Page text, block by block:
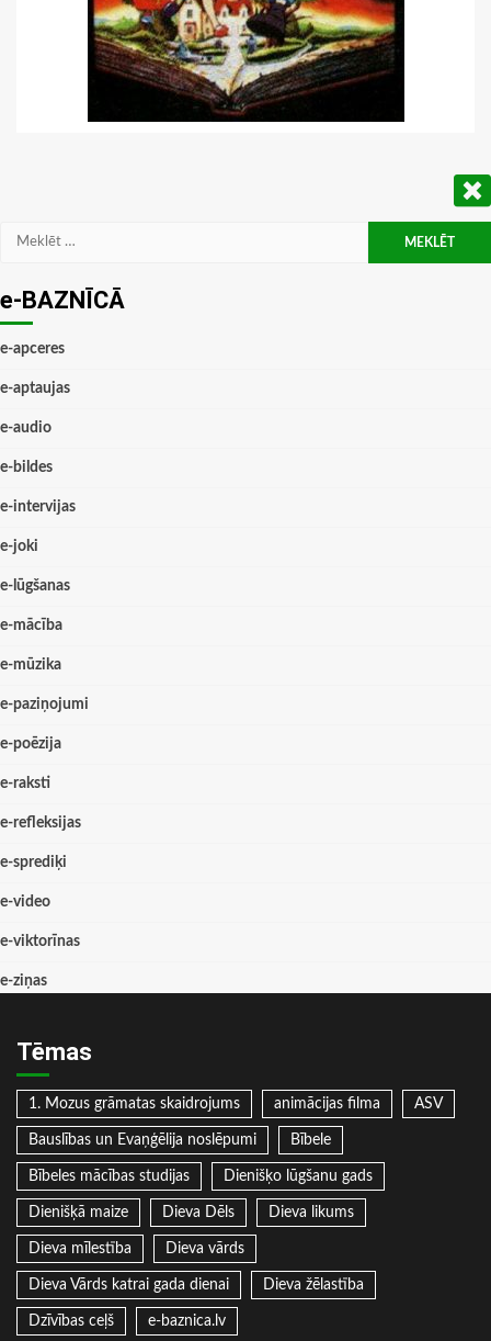
Meklēt:
e-BAZNĪCĀ
e-apceres
e-aptaujas
e-audio
e-bildes
e-intervijas
e-joki
e-lūgšanas
e-mācība
e-mūzika
e-paziņojumi
e-poēzija
e-raksti
e-refleksijas
e-sprediķi
e-video
e-viktorīnas
e-ziņas
Tēmas
1. Mozus grāmatas skaidrojums animācijas filma ASV
Bauslības un Evaņģēlija noslēpumi Bībele
Bībeles mācības studijas Dienišķo lūgšanu gads
Dienišķā maize Dieva Dēls Dieva likums
Dieva mīlestība Dieva vārds
Dieva Vārds katrai gada dienai Dieva žēlastība
Dzīvības ceļš e-baznica.lv